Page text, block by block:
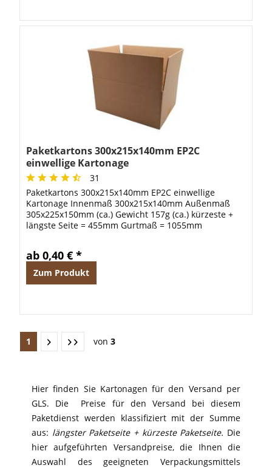
Paketkartons 300x215x140mm EP2C
einwellige Kartonage
31
Paketkartons 300x215x140mm EP2C einwellige
Kartonage Innenmaß 300x215x140mm Außenmaß
305x225x150mm (ca.) Gewicht 157g (ca.) kürzeste +
längste Seite = 455mm Gurtmaß = 1055mm
ab 0,40 € *
Zum Produkt
1 von 3
Hier finden Sie Kartonagen für den Versand per
GLS. Die Preise für den Versand bei diesem
Paketdienst werden klassifiziert mit der Summe
aus: längster Paketseite + kürzeste Paketseite. Die
hier aufgeführten Versandpreise, die Ihnen die
Auswahl des geeigneten Verpackungsmittels